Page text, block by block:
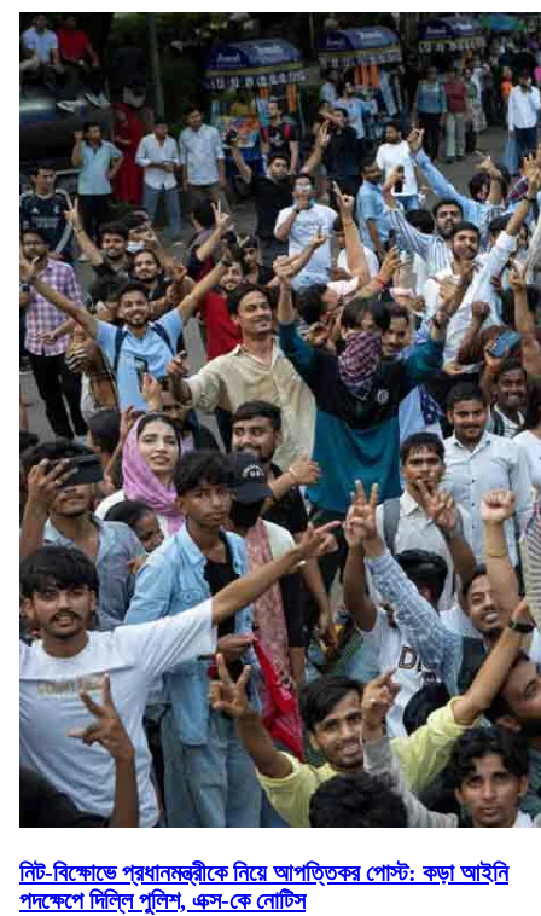
নিট-বিক্ষোভে প্রধানমন্ত্রীকে নিয়ে আপত্তিকর পোস্ট: কড়া আইনি
পদক্ষেপে দিল্লি পুলিশ, এক্স-কে নোটিস